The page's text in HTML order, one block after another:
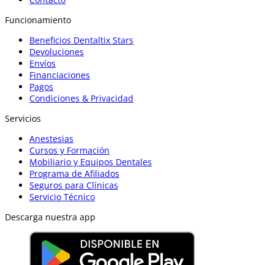
Funcionamiento
Beneficios Dentaltix Stars
Devoluciones
Envíos
Financiaciones
Pagos
Condiciones & Privacidad
Servicios
Anestesias
Cursos y Formación
Mobiliario y Equipos Dentales
Programa de Afiliados
Seguros para Clínicas
Servicio Técnico
Descarga nuestra app